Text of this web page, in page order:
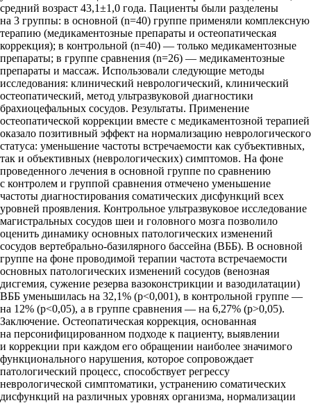
средний возраст 43,1±1,0 года. Пациенты были разделены
на 3 группы: в основной (n=40) группе применяли комплексную
терапию (медикаментозные препараты и остеопатическая
коррекция); в контрольной (n=40) — только медикаментозные
препараты; в группе сравнения (n=26) — медикаментозные
препараты и массаж. Использовали следующие методы
исследования: клинический неврологический, клинический
остеопатический, метод ультразвуковой диагностики
брахиоцефальных сосудов. Результаты. Применение
остеопатической коррекции вместе с медикаментозной терапией
оказало позитивный эффект на нормализацию неврологического
статуса: уменьшение частоты встречаемости как субъективных,
так и объективных (неврологических) симптомов. На фоне
проведенного лечения в основной группе по сравнению
с контролем и группой сравнения отмечено уменьшение
частоты диагностирования соматических дисфункций всех
уровней проявления. Контрольное ультразвуковое исследование
магистральных сосудов шеи и головного мозга позволило
оценить динамику основных патологических изменений
сосудов вертебрально-базилярного бассейна (ВББ). В основной
группе на фоне проводимой терапии частота встречаемости
основных патологических изменений сосудов (венозная
дисгемия, сужение резерва вазоконстрикции и вазодилатации)
ВББ уменьшилась на 32,1% (p<0,001), в контрольной группе —
на 12% (p<0,05), а в группе сравнения — на 6,27% (p>0,05).
Заключение. Остеопатическая коррекция, основанная
на персонифицированном подходе к пациенту, выявлении
и коррекции при каждом его обращении наиболее значимого
функционального нарушения, которое сопровождает
патологический процесс, способствует регрессу
неврологической симптоматики, устранению соматических
дисфункций на различных уровнях организма, нормализации